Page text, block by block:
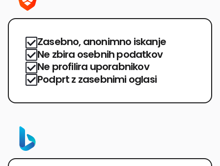
Zasebno, anonimno iskanje
Ne zbira osebnih podatkov
Ne profilira uporabnikov
Podprt z zasebnimi oglasi